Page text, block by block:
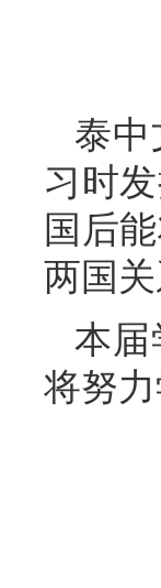
泰中
习时
国后
两国关
本届
将努